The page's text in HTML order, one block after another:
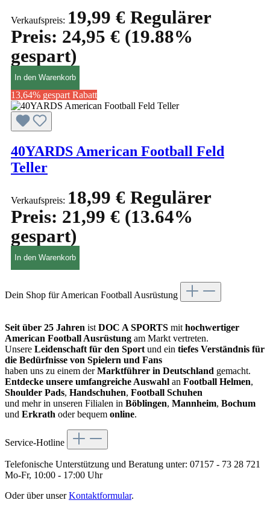
Verkaufspreis: 19,99 € Regulärer
Preis: 24,95 € (19.88%
gespart)
In den Warenkorb
13,64% gespart Rabatt
40YARDS American Football Feld
Teller
Verkaufspreis: 18,99 € Regulärer
Preis: 21,99 € (13.64%
gespart)
In den Warenkorb
Dein Shop für American Football Ausrüstung
Seit über 25 Jahren ist DOC A SPORTS mit hochwertiger
American Football Ausrüstung am Markt vertreten.
Unsere Leidenschaft für den Sport und ein tiefes Verständnis für
die Bedürfnisse von Spielern und Fans
haben uns zu einem derMarktführer in Deutschland gemacht.
Entdecke unsere umfangreiche Auswahl an Football Helmen,
Shoulder Pads, Handschuhen, Football Schuhen
und mehr in unseren Filialen in Böblingen, Mannheim, Bochum
und Erkrath oder bequem online.
Service-Hotline
Telefonische Unterstützung und Beratung unter: 07157 - 73 28 721
Mo-Fr, 10:00 - 17:00 Uhr
Oder über unserKontaktformular.